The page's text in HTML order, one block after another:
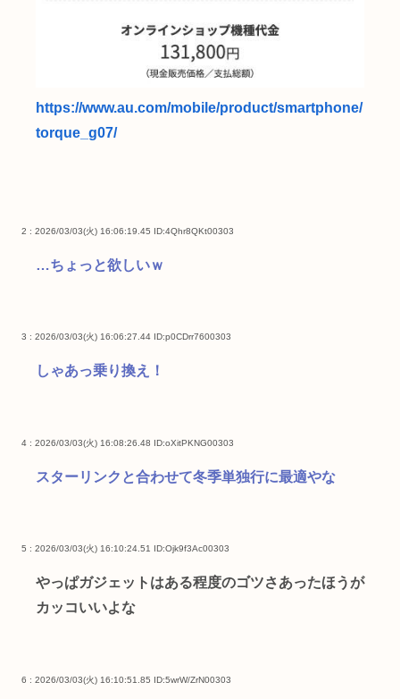
https://www.au.com/mobile/product/smartphone/
torque_g07/
2 : 2026/03/03(火) 16:06:19.45 ID:4Qhr8QKt00303
…ちょっと欲しいｗ
3 : 2026/03/03(火) 16:06:27.44 ID:p0CDrr7600303
しゃあっ乗り換え！
4 : 2026/03/03(火) 16:08:26.48 ID:oXitPKNG00303
スターリンクと合わせて冬季単独行に最適やな
5 : 2026/03/03(火) 16:10:24.51 ID:Ojk9f3Ac00303
やっぱガジェットはある程度のゴツさあったほうが
カッコいいよな
6 : 2026/03/03(火) 16:10:51.85 ID:5wrW/ZrN00303